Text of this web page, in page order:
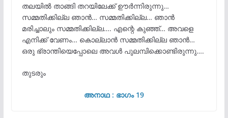
തലയിൽ താങ്ങി തറയിലേക്ക് ഊർന്നിരുന്നു…
സമ്മതിക്കില്ല ഞാൻ… സമ്മതിക്കില്ല… ഞാൻ
മരിച്ചാലും സമ്മതിക്കില്ല…. എന്റെ കുഞ്ഞ്… അവളെ
എനിക്ക് വേണം… കൊല്ലാൻ സമ്മതിക്കില്ല ഞാൻ…
ഒരു ഭ്രാന്തിയെപ്പോലെ അവൾ പുലമ്പിക്കൊണ്ടിരുന്നു….
തുടരും
അനാഥ : ഭാഗം 19